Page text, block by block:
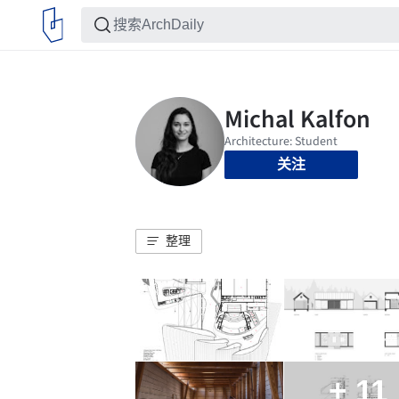
关注
整理
+ 11